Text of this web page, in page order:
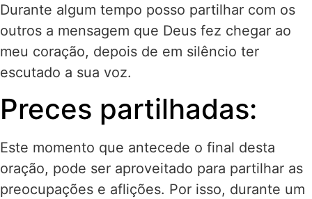
Durante algum tempo posso partilhar com os
outros a mensagem que Deus fez chegar ao
meu coração, depois de em silêncio ter
escutado a sua voz.
Preces partilhadas:
Este momento que antecede o final desta
oração, pode ser aproveitado para partilhar as
preocupações e aflições. Por isso, durante um